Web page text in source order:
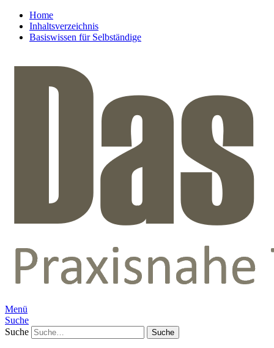
Home
Inhaltsverzeichnis
Basiswissen für Selbständige
Menü
Suche
Suche